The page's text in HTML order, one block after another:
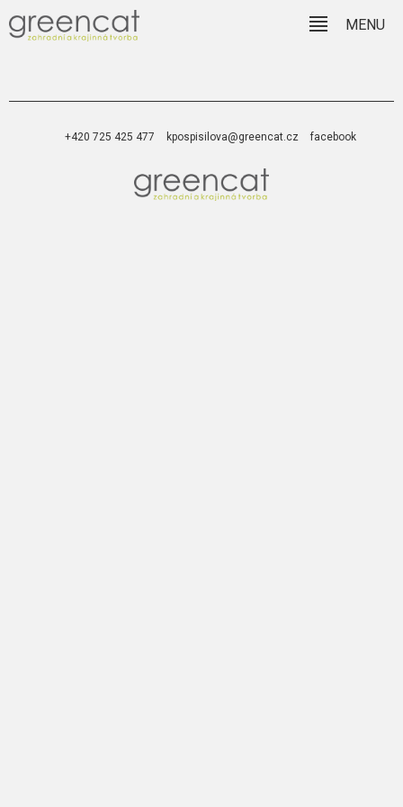
MENU
+420 725 425 477 kpospisilova@greencat.cz facebook